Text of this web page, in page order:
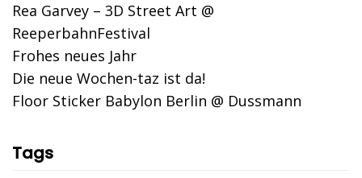
Rea Garvey – 3D Street Art @
ReeperbahnFestival
Frohes neues Jahr
Die neue Wochen-taz ist da!
Floor Sticker Babylon Berlin @ Dussmann
Tags